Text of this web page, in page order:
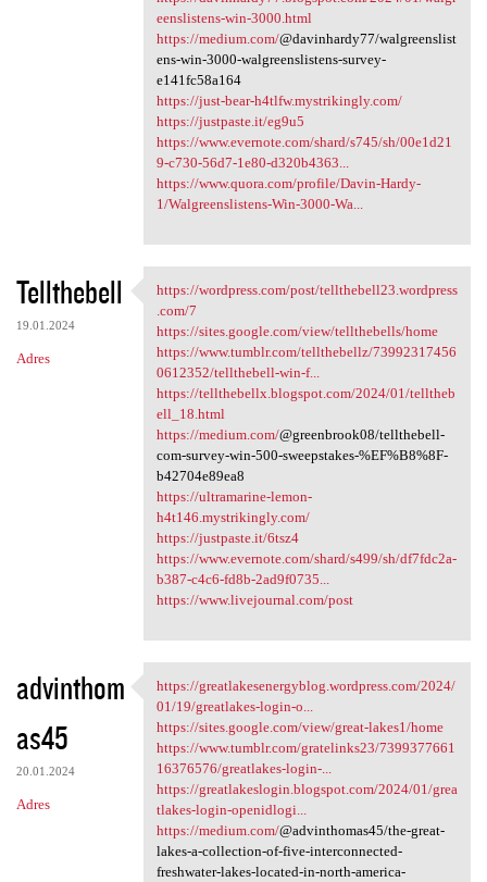
eenslistens-win-3000.html
https://medium.com/@davinhardy77/walgreenslist
ens-win-3000-walgreenslistens-survey-
e141fc58a164
https://just-bear-h4tlfw.mystrikingly.com/
https://justpaste.it/eg9u5
https://www.evernote.com/shard/s745/sh/00e1d21
9-c730-56d7-1e80-d320b4363...
https://www.quora.com/profile/Davin-Hardy-
1/Walgreenslistens-Win-3000-Wa...
Tellthebell
19.01.2024
Adres
https://wordpress.com/post
https://wordpress.com/post/tellthebell23.wordpress
.com/7
https://sites.google.com/view/tellthebells/home
https://www.tumblr.com/tellthebellz/73992317456
0612352/tellthebell-win-f...
https://tellthebellx.blogspot.com/2024/01/telltheb
ell_18.html
https://medium.com/@greenbrook08/tellthebell-
com-survey-win-500-sweepstakes-%EF%B8%8F-
b42704e89ea8
https://ultramarine-lemon-
h4t146.mystrikingly.com/
https://justpaste.it/6tsz4
https://www.evernote.com/shard/s499/sh/df7fdc2a-
b387-c4c6-fd8b-2ad9f0735...
https://www.livejournal.com/post
advinthom
as45
20.01.2024
Adres
https://greatlakesenergyblog
https://greatlakesenergyblog.wordpress.com/2024/
01/19/greatlakes-login-o...
https://sites.google.com/view/great-lakes1/home
https://www.tumblr.com/gratelinks23/7399377661
16376576/greatlakes-login-...
https://greatlakeslogin.blogspot.com/2024/01/grea
tlakes-login-openidlogi...
https://medium.com/@advinthomas45/the-great-
lakes-a-collection-of-five-interconnected-
freshwater-lakes-located-in-north-america-